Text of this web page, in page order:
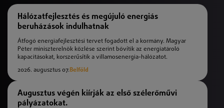
Hálózatfejlesztés és megújuló energiás
beruházások indulhatnak
Átfogó energiafejlesztési tervet fogadott el a kormány. Magyar
Péter miniszterelnök közlése szerint bővítik az energiatároló
kapacitásokat, korszerűsítik a villamosenergia-hálózatot.
2026. augusztus 07.Belföld
Augusztus végén kiírják az első szélerőművi
pályázatokat.